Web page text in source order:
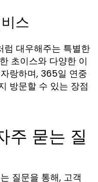
스
럼 대우해주는 특별한
초이스와 다양한 이
랑하며, 365일 연중
방문할 수 있는 장점
주 묻는 질
질문을 통해, 고객